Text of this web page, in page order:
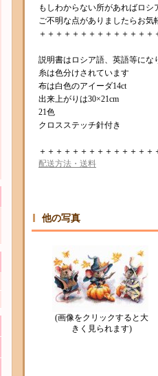
もしわからない所があればロ
ご不明な点がありましたらお気
＋＋＋＋＋＋＋＋＋＋＋＋＋
説明書はロシア語、英語等に
糸は色分けされています
布は白色のアイーダ14ct
出来上がりは30×21cm
21色
クロスステッチ針付き
＋＋＋＋＋＋＋＋＋＋＋＋＋
配送方法・送料
他の写真
(画像をクリックすると大
きく見られます)